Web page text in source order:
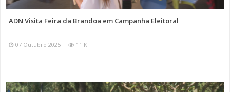
ADN Visita Feira da Brandoa em Campanha Eleitoral
07 Outubro 2025 11 K